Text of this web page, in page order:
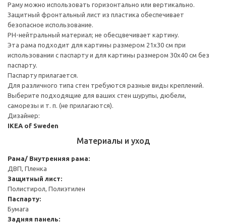
Раму можно использовать горизонтально или вертикально.
Защитный фронтальный лист из пластика обеспечивает
безопасное использование.
PH-нейтральный материал; не обесцвечивает картину.
Эта рама подходит для картины размером 21х30 см при
использовании с паспарту и для картины размером 30х40 см без
паспарту.
Паспарту прилагается.
Для различного типа стен требуются разные виды креплений.
Выберите подходящие для ваших стен шурупы, дюбели,
саморезы и т. п. (не прилагаются).
Дизайнер:
IKEA of Sweden
Материалы и уход
Рама/ Внутренняя рама:
ДВП, Пленка
Защитный лист:
Полистирол, Полиэтилен
Паспарту:
Бумага
Задняя панель: